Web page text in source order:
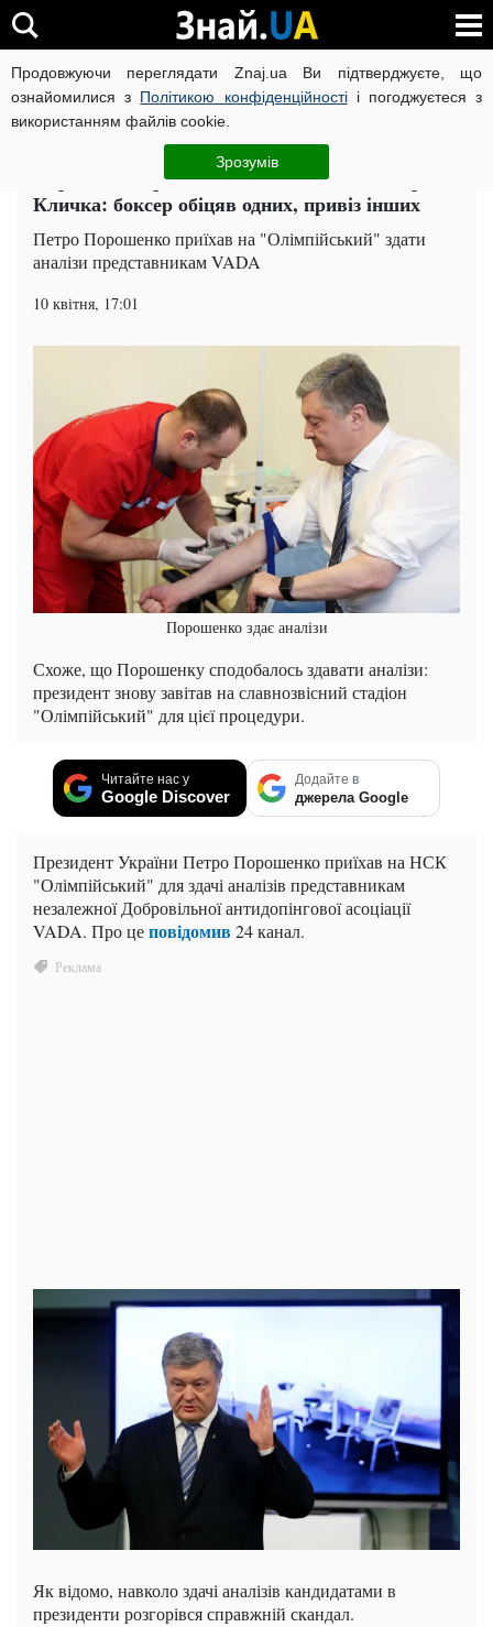
Продовжуючи переглядати Znaj.ua Ви підтверджуєте, що
ознайомилися з Політикою конфіденційностіі погоджуєтеся з
використанням файлів cookie.
Зрозумів
ВІЙНА РОСІЇ ПРОТИ УКРАЇНИ КОРОНАВІРУС В УКРАЇНІ
Політика ЧИТАТЬ НА РУССКОМ
Порошенко приїхав здавати аналізи експертам
Кличка: боксер обіцяв одних, привіз інших
Петро Порошенко приїхав на "Олімпійський" здати
аналізи представникам VADA
10 квітня, 17:01
Порошенко здає аналізи
Схоже, що Порошенку сподобалось здавати аналізи:
президент знову завітав на славнозвісний стадіон
"Олімпійський" для цієї процедури.
Читайте нас у
Google Discover
Додайте в
джерела Google
Президент України Петро Порошенко приїхав на НСК
"Олімпійський" для здачі аналізів представникам
незалежної Добровільної антидопінгової асоціації
VADA. Про цеповідомив24 канал.
Як відомо, навколо здачі аналізів кандидатами в
президенти розгорівся справжній скандал.